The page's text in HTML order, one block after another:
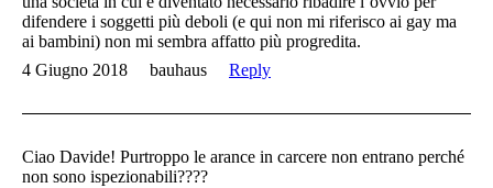
difendere i soggetti più deboli (e qui non mi riferisco ai gay ma
ai bambini) non mi sembra affatto più progredita.
4 Giugno 2018
bauhaus Reply
Ciao Davide! Purtroppo le arance in carcere non entrano perché
non sono ispezionabili????